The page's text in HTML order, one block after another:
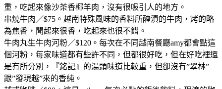
重，吃起來像沙茶香椰羊肉，沒有很吸引人的地方。
串燒牛肉／$75。越南特殊風味的香料所醃漬的牛肉，烤的略
為焦香，聞起來很香，吃起來也很不錯。
牛肉丸生牛肉河粉／$120。每次在不同越南餐廳amy都會點這
個河粉，每家味道都有些許不同，但都很好吃，但在好吃裡還
是有所分別，『銘記』的湯頭味道比較重，但卻沒有”翠林”
跟”發現越”來的香純。